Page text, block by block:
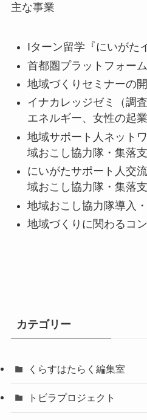
主な事業
Iターン留学『にいがた
首都圏プラットフォー
地域づくりセミナーの
イナカレッジゼミ（調
エネルギー、女性の起
地域サポート人ネット
域おこし協力隊・集落
にいがたサポート人交
域おこし協力隊・集落
地域おこし協力隊導入
地域づくりに関わるコ
カテゴリー
くらすはたらく編集室
トビラプロジェクト